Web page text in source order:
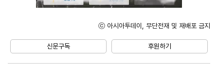
ⓒ 아시아투데이, 무단전재 및 재배포 금지
신문구독 후원하기